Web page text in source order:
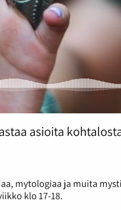
asioita
mytologiaa ja muita
klo 17-18.